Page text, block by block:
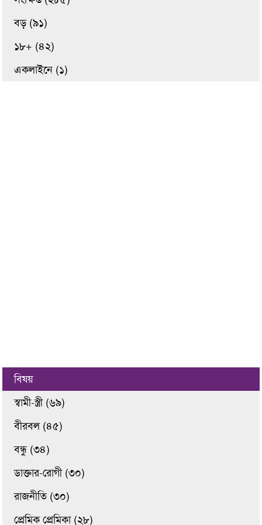
বড় (৯১)
১৮+ (৪২)
একলাইনে (১)
বিষয়
স্বামী-স্ত্রী (৬৯)
বীরবল (৪৫)
বন্ধু (৩৪)
ডাক্তার-রোগী (৩০)
রাজনীতি (৩০)
প্রেমিক প্রেমিকা (২৮)